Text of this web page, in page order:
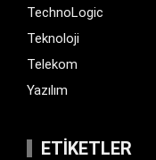
TechnoLogic
Teknoloji
Telekom
Yazılım
ETIKETLER